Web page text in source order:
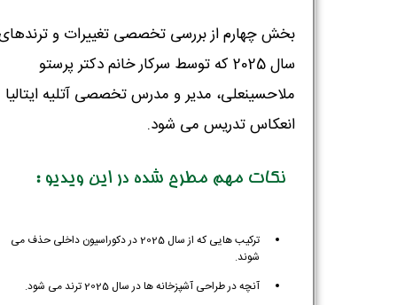
بخش چهارم از بررسی تخصصی تغییرات و
سال 2025 که توسط سرکار خانم دکتر پرستو
ملاحسینعلی، مدیر و مدرس تخصصی آتلیه ایتالیا
انعکاس تدریس می شود.
نکات مهم مطرح شده در این ویدیو :
ترکیب هایی که از سال 2025 در دکوراسیون داخلی حذف می
شوند.
آنچه در طراحی آشپزخانه ها در سال 2025 ترند می شود.